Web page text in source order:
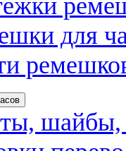
для
шайбы,